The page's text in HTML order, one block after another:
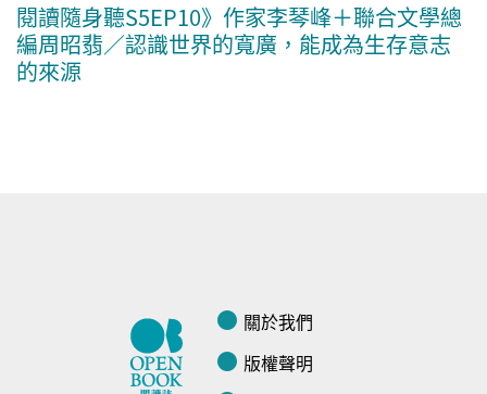
閱讀隨身聽S5EP10》作家李琴峰＋聯合文學總
編周昭翡／認識世界的寬廣，能成為生存意志
的來源
關於我們
版權聲明